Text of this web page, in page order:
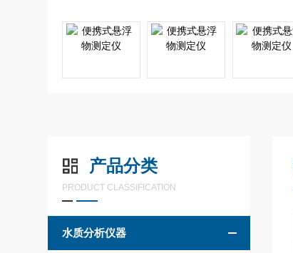
产品分类
PRODUCT CLASSIFICATION
水质分析仪器